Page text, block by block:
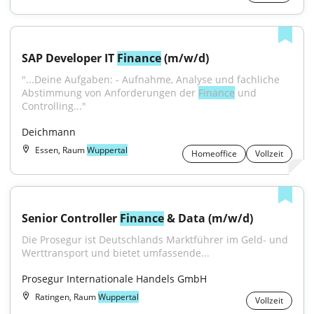
SAP Developer IT Finance (m/w/d)
"...Deine Aufgaben: - Aufnahme, Analyse und fachliche
Abstimmung von Anforderungen der Finance und
Controlling..."
Deichmann
Essen, RaumWuppertal Homeoffice Vollzeit
Senior Controller Finance & Data (m/w/d)
Die Prosegur ist Deutschlands Marktführer im Geld- und
Werttransport und bietet umfassende...
Prosegur Internationale Handels GmbH
Ratingen, RaumWuppertal Vollzeit